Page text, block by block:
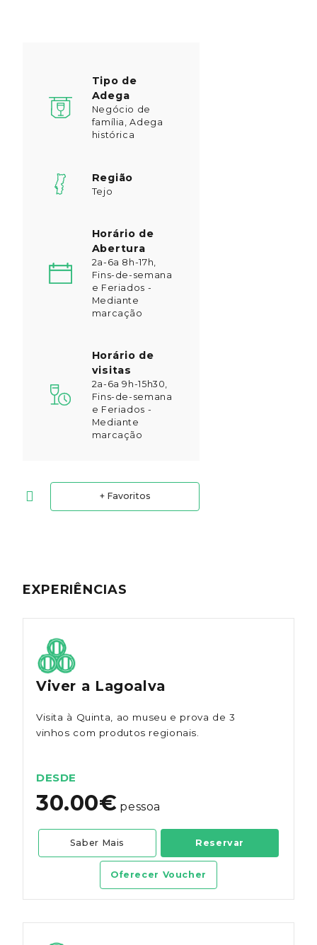
Tipo de
Adega
Negócio de
família, Adega
histórica
Região
Tejo
Horário de
Abertura
2a-6a 8h-17h,
Fins-de-semana
e Feriados -
Mediante
marcação
Horário de
visitas
2a-6a 9h-15h30,
Fins-de-semana
e Feriados -
Mediante
marcação
+ Favoritos
EXPERIÊNCIAS
Viver a Lagoalva
Visita à Quinta, ao museu e prova de 3
vinhos com produtos regionais.
DESDE
30.00€ pessoa
Saber Mais Reservar
Oferecer Voucher